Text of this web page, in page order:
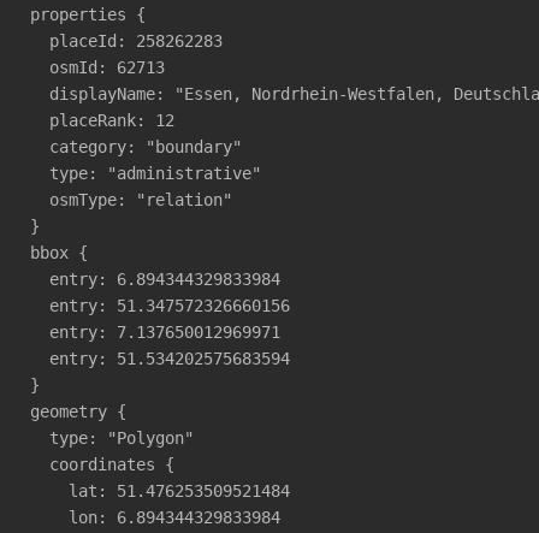
properties {
  placeId: 258262283
  osmId: 62713
displayName: "Essen, Nordrhein-Westfalen,
  placeRank: 12
  category: "boundary"
  type: "administrative"
  osmType: "relation"
}
bbox {
  entry: 6.894344329833984
  entry: 51.347572326660156
  entry: 7.137650012969971
  entry: 51.534202575683594
}
geometry {
  type: "Polygon"
  coordinates {
    lat: 51.476253509521484
    lon: 6.894344329833984